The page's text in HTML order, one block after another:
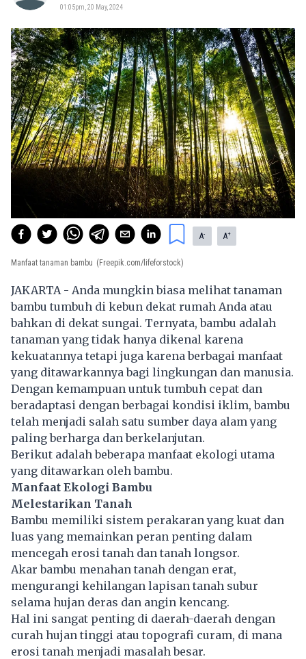
01:05pm, 20 May, 2024
A- A+
Manfaat tanaman bambu (Freepik.com/lifeforstock)
JAKARTA - Anda mungkin biasa melihat tanaman
bambu tumbuh di kebun dekat rumah Anda atau
bahkan di dekat sungai. Ternyata, bambu adalah
tanaman yang tidak hanya dikenal karena
kekuatannya tetapi juga karena berbagai manfaat
yang ditawarkannya bagi lingkungan dan manusia.
Dengan kemampuan untuk tumbuh cepat dan
beradaptasi dengan berbagai kondisi iklim, bambu
telah menjadi salah satu sumber daya alam yang
paling berharga dan berkelanjutan.
Berikut adalah beberapa manfaat ekologi utama
yang ditawarkan oleh bambu.
Manfaat Ekologi Bambu
Melestarikan Tanah
Bambu memiliki sistem perakaran yang kuat dan
luas yang memainkan peran penting dalam
mencegah erosi tanah dan tanah longsor.
Akar bambu menahan tanah dengan erat,
mengurangi kehilangan lapisan tanah subur
selama hujan deras dan angin kencang.
Hal ini sangat penting di daerah-daerah dengan
curah hujan tinggi atau topografi curam, di mana
erosi tanah menjadi masalah besar.